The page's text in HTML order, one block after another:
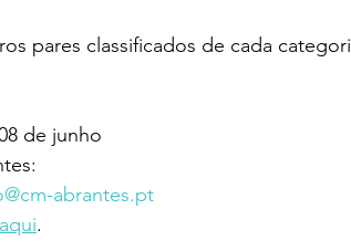
pares classificados de cada
de junho
abrantes.pt
aqui.